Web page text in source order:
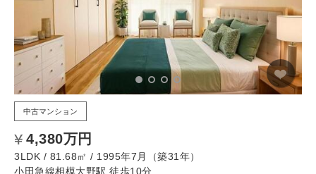
中古マンション
4,380万円
3LDK / 81.68㎡ / 1995年7月（築31年）
小田急線相模大野駅 徒歩10分